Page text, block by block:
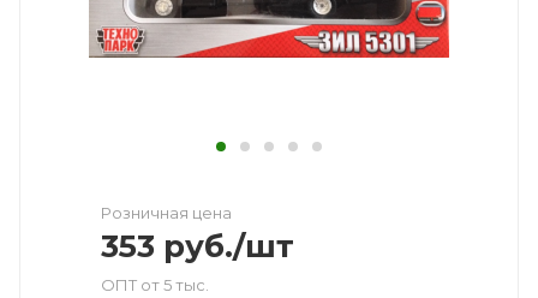
Розничная цена
353 руб./шт
ОПТ от 5 тыс.